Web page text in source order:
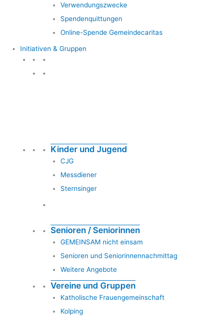
Verwendungszwecke
Spendenquittungen
Online-Spende Gemeindecaritas
Initiativen & Gruppen
Kinder und Jugend
CJG
Messdiener
Sternsinger
Senioren / Seniorinnen
GEMEINSAM nicht einsam
Senioren und Seniorinnennachmittag
Weitere Angebote
Vereine und Gruppen
Katholische Frauengemeinschaft
Kolping